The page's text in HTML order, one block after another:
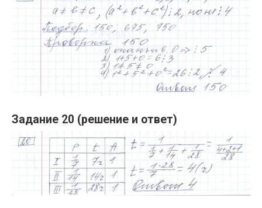
Задание 20 (решение и ответ)